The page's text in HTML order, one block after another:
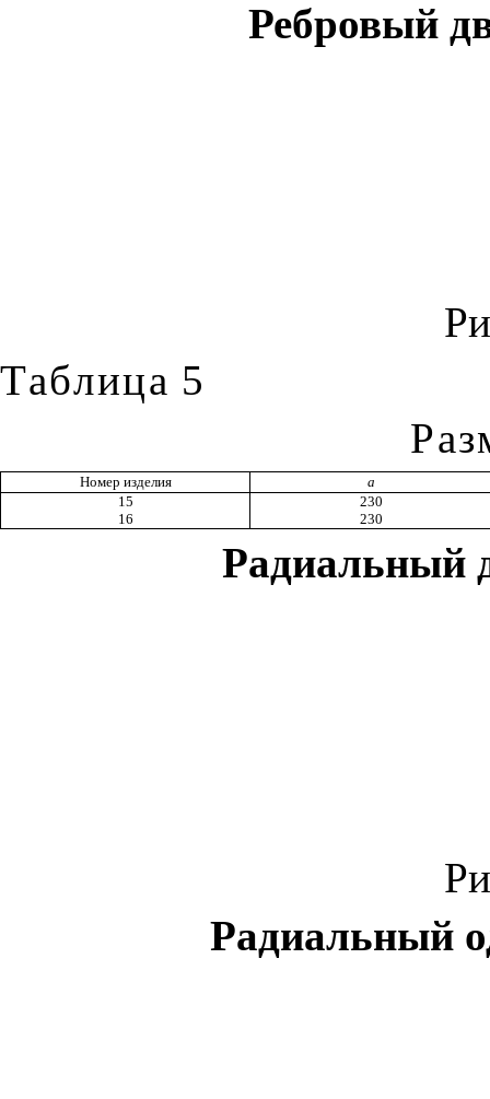
Ребровый
Таблица 5
Номер изделия
а
15
230
16
230
Радиальный
Радиальный